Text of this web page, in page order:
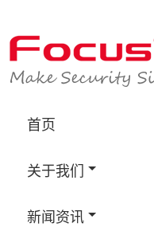
首页
关于我们
新闻资讯